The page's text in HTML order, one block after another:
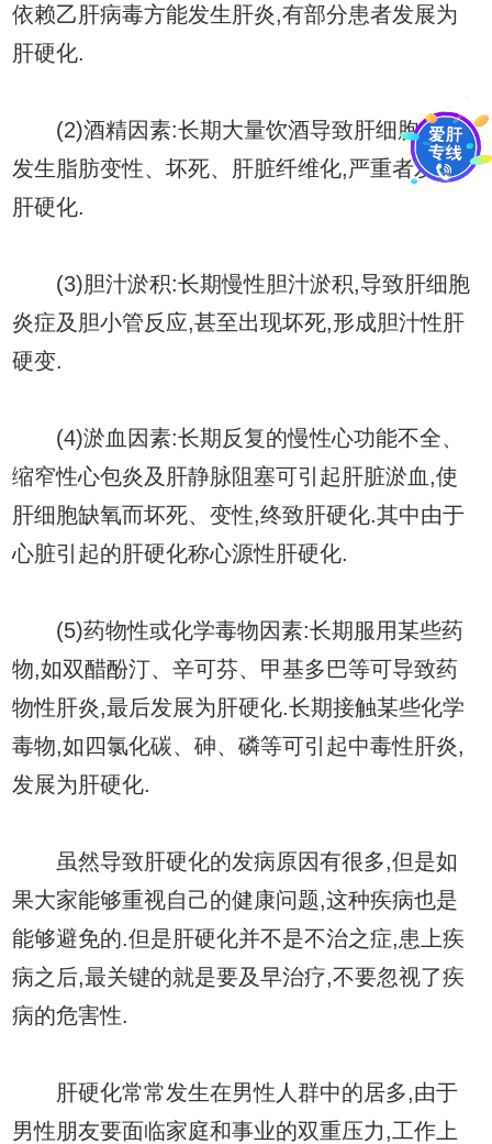
依赖乙肝病毒方能发生肝炎,有部分患者发展为
肝硬化.
(2)酒精因素:长期大量饮酒导致肝细胞损害,
发生脂肪变性、坏死、肝脏纤维化,严重者发生
肝硬化.
(3)胆汁淤积:长期慢性胆汁淤积,导致肝细胞
炎症及胆小管反应,甚至出现坏死,形成胆汁性肝
硬变.
(4)淤血因素:长期反复的慢性心功能不全、
缩窄性心包炎及肝静脉阻塞可引起肝脏淤血,使
肝细胞缺氧而坏死、变性,终致肝硬化.其中由于
心脏引起的肝硬化称心源性肝硬化.
(5)药物性或化学毒物因素:长期服用某些药
物,如双醋酚汀、辛可芬、甲基多巴等可导致药
物性肝炎,最后发展为肝硬化.长期接触某些化学
毒物,如四氯化碳、砷、磷等可引起中毒性肝炎,
发展为肝硬化.
虽然导致肝硬化的发病原因有很多,但是如
果大家能够重视自己的健康问题,这种疾病也是
能够避免的.但是肝硬化并不是不治之症,患上疾
病之后,最关键的就是要及早治疗,不要忽视了疾
病的危害性.
肝硬化常常发生在男性人群中的居多,由于
男性朋友要面临家庭和事业的双重压力,工作上